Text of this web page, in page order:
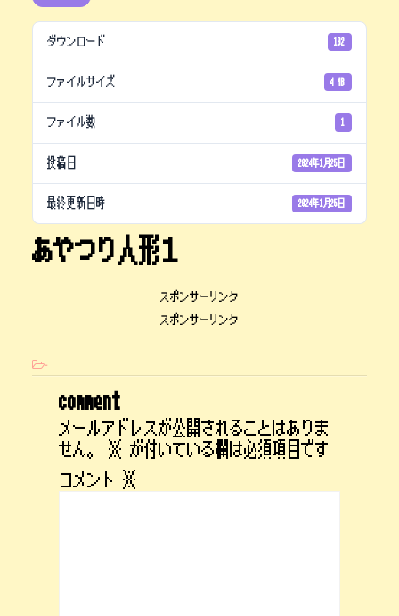
ダウンロード 102
ファイルサイズ 4 MB
ファイル数 1
投稿日 2024年1月25日
最終更新日時 2024年1月25日
あやつり人形１
スポンサーリンク
スポンサーリンク
-
comment
メールアドレスが公開されることはありま
せん。
※ が付いている欄は必須項目です
コメント ※